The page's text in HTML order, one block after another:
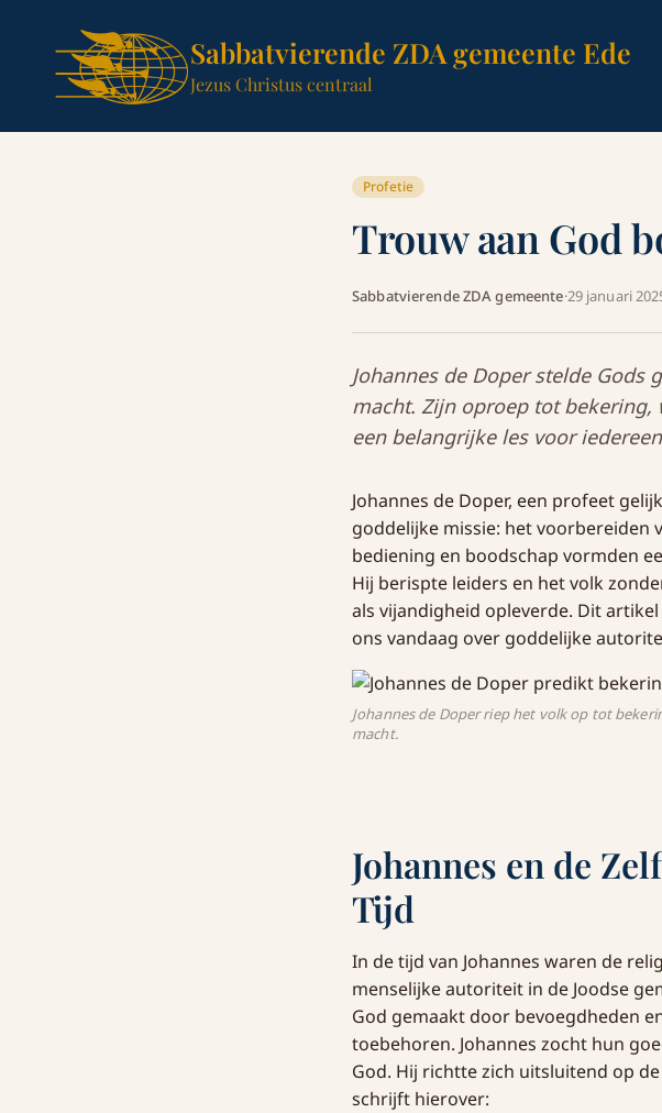
Sabbatvierende ZDA gemeente Ede
Jezus Christus centraal
Profetie
Trouw aan God
Sabbatvierende ZDA gemeente·29 januari
Johannes de Doper stelde Gods
macht. Zijn oproep tot bekering,
een belangrijke les voor
Johannes de Doper, een profeet
goddelijke missie: het voorbereiden
bediening en boodschap vormden
Hij berispte leiders en het volk
als vijandigheid opleverde. Dit
ons vandaag over goddelijke
Johannes de Doper riep het volk op tot
macht.
Johannes en de
Tijd
In de tijd van Johannes waren de
menselijke autoriteit in de Joodse
God gemaakt door bevoegdheden
toebehoren. Johannes zocht hun
God. Hij richtte zich uitsluitend op
schrijft hierover: